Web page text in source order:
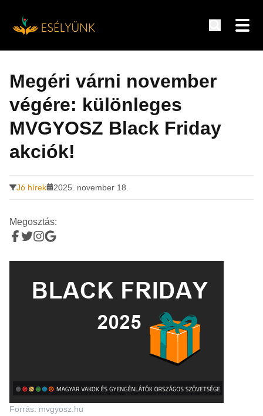
tartalomra
Megéri várni november
végére: különleges
MVGYOSZ Black Friday
akciók!
Jó hírek 2025. november 18.
Megosztás:
Forrás: mvgyosz.hu